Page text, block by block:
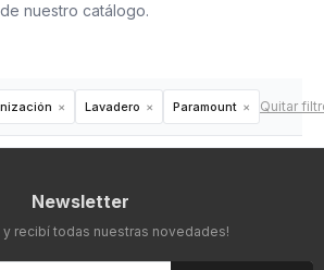
nuestro catálogo.
Lavadero Paramount Quitar
Newsletter
y recibí todas nuestras novedades!